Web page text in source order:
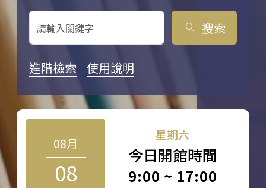
search 搜索
進階檢索 使用說明
08月
08
星期六
今日開館時間
9:00 ~ 17:00